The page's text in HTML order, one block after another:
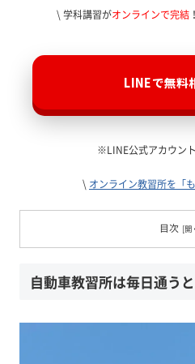
\ 学科講習がオンラインで完結
LINEで無料
※LINE公式アカウン
\ オンライン教習所を「
目次
自動車教習所は毎日通う